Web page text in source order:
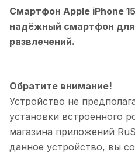
Смартфон Apple iPhone
надёжный смартфон
развлечений.
Обратите внимание!
Устройство не
установки встроенного
магазина приложений
данное устройство, вы